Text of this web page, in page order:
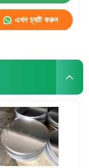
এখন চ্যাট করুন